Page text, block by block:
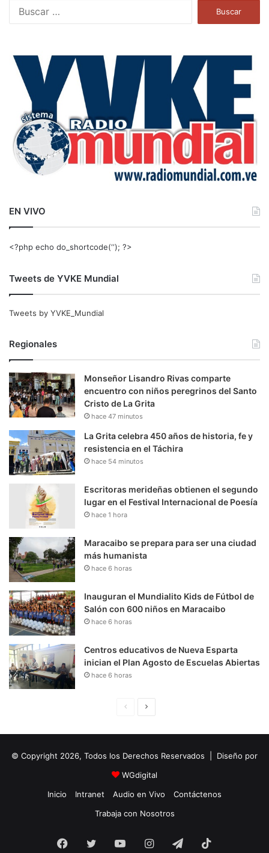
a
EN VIVO
<?php echo do_shortcode(‘‘); ?>
Tweets de YVKE Mundial
Tweets by YVKE_Mundial
Regionales
Monseñor Lisandro Rivas comparte
encuentro con niños peregrinos del Santo
Cristo de La Grita
hace 47 minutos
La Grita celebra 450 años de historia, fe y
resistencia en el Táchira
hace 54 minutos
Escritoras merideñas obtienen el segundo
lugar en el Festival Internacional de Poesía
hace 1 hora
Maracaibo se prepara para ser una ciudad
más humanista
hace 6 horas
Inauguran el Mundialito Kids de Fútbol de
Salón con 600 niños en Maracaibo
hace 6 horas
Centros educativos de Nueva Esparta
inician el Plan Agosto de Escuelas Abiertas
hace 6 horas
i
n
a
u
i
e
e
© Copyright 2026, Todos los Derechos Reservados | Diseño por
WGdigital
Inicio
Intranet Audio en Vivo
Contáctenos
Trabaja con Nosotros
Facebook
Twitter YouTubeInstagramTelegram